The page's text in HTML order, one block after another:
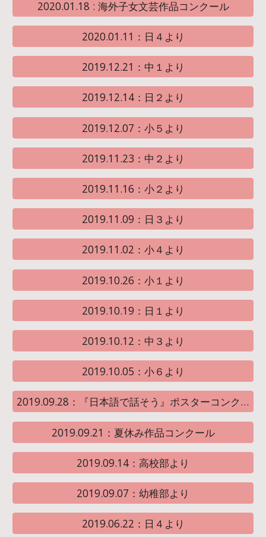
2020.01.18 : 海外子女文芸作品コンクール
2020.01.11：日４より
2019.12.21：中１より
2019.12.14：日２より
2019.12.07：小５より
2019.11.23：中２より
2019.11.16：小２より
2019.11.09：日３より
2019.11.02：小４より
2019.10.26：小１より
2019.10.19：日１より
2019.10.12：中３より
2019.10.05：小６より
2019.09.28：『日本語で話そう』ポスターコンクール
2019.09.21：夏休み作品コンクール
2019.09.14：高校部より
2019.09.07：幼稚部より
2019.06.22：日４より